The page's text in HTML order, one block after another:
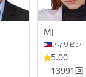
MJ
フィリピン
5.00
13991回